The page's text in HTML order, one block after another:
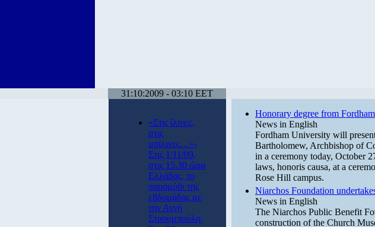
31:10:2009 - 03:10 EET
«Στις ίλινες,
στις
μπίλινες…»-
Στις 1/11/09,
στις 15.30 ώρα
Ελλάδας, το
παραμύθι της
εβδομάδας με
την Αγνή
Στρουμπούλη.
Honorary degree from
News in English
Fordham University will
Bartholomew, Archbishop of
in a ceremony today, October
laws, honoris causa, at a
Rose Hill campus.
Niarchos Foundation
News in English
The Niarchos Public Benefit
construction of the Church